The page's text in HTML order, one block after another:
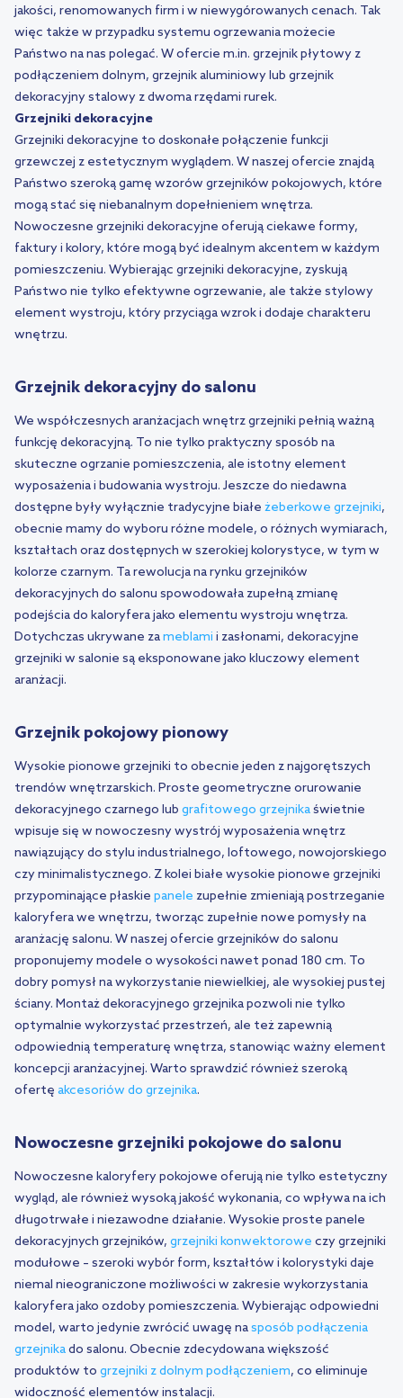
jakości, renomowanych firm i w niewygórowanych cenach. Tak
więc także w przypadku systemu ogrzewania możecie
Państwo na nas polegać. W ofercie m.in. grzejnik płytowy z
podłączeniem dolnym, grzejnik aluminiowy lub grzejnik
dekoracyjny stalowy z dwoma rzędami rurek.
Grzejniki dekoracyjne
Grzejniki dekoracyjne to doskonałe połączenie funkcji
grzewczej z estetycznym wyglądem. W naszej ofercie znajdą
Państwo szeroką gamę wzorów grzejników pokojowych, które
mogą stać się niebanalnym dopełnieniem wnętrza.
Nowoczesne grzejniki dekoracyjne oferują ciekawe formy,
faktury i kolory, które mogą być idealnym akcentem w każdym
pomieszczeniu. Wybierając grzejniki dekoracyjne, zyskują
Państwo nie tylko efektywne ogrzewanie, ale także stylowy
element wystroju, który przyciąga wzrok i dodaje charakteru
wnętrzu.
Grzejnik dekoracyjny do salonu
We współczesnych aranżacjach wnętrz grzejniki pełnią ważną
funkcję dekoracyjną. To nie tylko praktyczny sposób na
skuteczne ogrzanie pomieszczenia, ale istotny element
wyposażenia i budowania wystroju. Jeszcze do niedawna
dostępne były wyłącznie tradycyjne białe żeberkowe grzejniki,
obecnie mamy do wyboru różne modele, o różnych wymiarach,
kształtach oraz dostępnych w szerokiej kolorystyce, w tym w
kolorze czarnym. Ta rewolucja na rynku grzejników
dekoracyjnych do salonu spowodowała zupełną zmianę
podejścia do kaloryfera jako elementu wystroju wnętrza.
Dotychczas ukrywane zameblami i zasłonami, dekoracyjne
grzejniki w salonie są eksponowane jako kluczowy element
aranżacji.
Grzejnik pokojowy pionowy
Wysokie pionowe grzejniki to obecnie jeden z najgorętszych
trendów wnętrzarskich. Proste geometryczne orurowanie
dekoracyjnego czarnego lub grafitowego grzejnikaświetnie
wpisuje się w nowoczesny wystrój wyposażenia wnętrz
nawiązujący do stylu industrialnego, loftowego, nowojorskiego
czy minimalistycznego. Z kolei białe wysokie pionowe grzejniki
przypominające płaskie panele zupełnie zmieniają postrzeganie
kaloryfera we wnętrzu, tworząc zupełnie nowe pomysły na
aranżację salonu. W naszej ofercie grzejników do salonu
proponujemy modele o wysokości nawet ponad 180 cm. To
dobry pomysł na wykorzystanie niewielkiej, ale wysokiej pustej
ściany. Montaż dekoracyjnego grzejnika pozwoli nie tylko
optymalnie wykorzystać przestrzeń, ale też zapewnią
odpowiednią temperaturę wnętrza, stanowiąc ważny element
koncepcji aranżacyjnej. Warto sprawdzić również szeroką
ofertę akcesoriów do grzejnika.
Nowoczesne grzejniki pokojowe do salonu
Nowoczesne kaloryfery pokojowe oferują nie tylko estetyczny
wygląd, ale również wysoką jakość wykonania, co wpływa na ich
długotrwałe i niezawodne działanie. Wysokie proste panele
dekoracyjnych grzejników, grzejniki konwektorowe czy grzejniki
modułowe – szeroki wybór form, kształtów i kolorystyki daje
niemal nieograniczone możliwości w zakresie wykorzystania
kaloryfera jako ozdoby pomieszczenia. Wybierając odpowiedni
model, warto jedynie zwrócić uwagę nasposób podłączenia
grzejnikado salonu. Obecnie zdecydowana większość
produktów to grzejniki z dolnym podłączeniem, co eliminuje
widoczność elementów instalacji.